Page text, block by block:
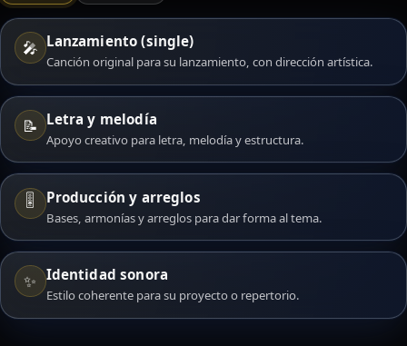
🎤 Lanzamiento (single)
Canción original para su lanzamiento, con dirección artística.
📝 Letra y melodía
Apoyo creativo para letra, melodía y estructura.
🎚️ Producción y arreglos
Bases, armonías y arreglos para dar forma al tema.
✨ Identidad sonora
Estilo coherente para su proyecto o repertorio.